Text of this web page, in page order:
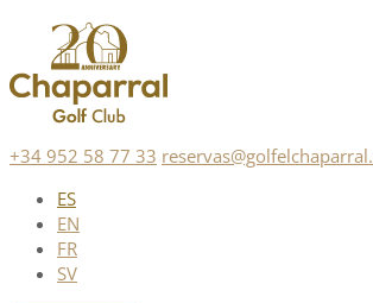
+34 952 58 77 33
ES
EN
FR
SV